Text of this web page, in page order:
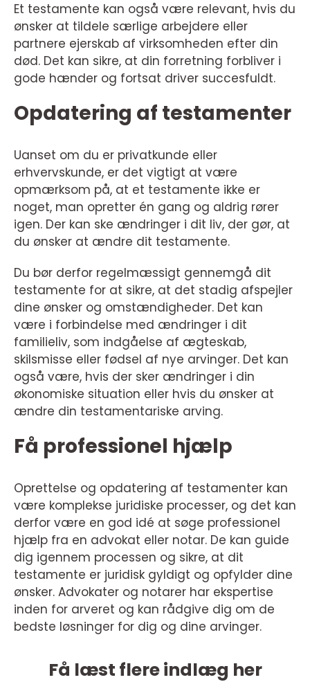
Et testamente kan også være relevant, hvis du
ønsker at tildele særlige arbejdere eller
partnere ejerskab af virksomheden efter din
død. Det kan sikre, at din forretning forbliver i
gode hænder og fortsat driver succesfuldt.
Opdatering af testamenter
Uanset om du er privatkunde eller
erhvervskunde, er det vigtigt at være
opmærksom på, at et testamente ikke er
noget, man opretter én gang og aldrig rører
igen. Der kan ske ændringer i dit liv, der gør, at
du ønsker at ændre dit testamente.
Du bør derfor regelmæssigt gennemgå dit
testamente for at sikre, at det stadig afspejler
dine ønsker og omstændigheder. Det kan
være i forbindelse med ændringer i dit
familieliv, som indgåelse af ægteskab,
skilsmisse eller fødsel af nye arvinger. Det kan
også være, hvis der sker ændringer i din
økonomiske situation eller hvis du ønsker at
ændre din testamentariske arving.
Få professionel hjælp
Oprettelse og opdatering af testamenter kan
være komplekse juridiske processer, og det kan
derfor være en god idé at søge professionel
hjælp fra en advokat eller notar. De kan guide
dig igennem processen og sikre, at dit
testamente er juridisk gyldigt og opfylder dine
ønsker. Advokater og notarer har ekspertise
inden for arveret og kan rådgive dig om de
bedste løsninger for dig og dine arvinger.
Få læst flere indlæg her